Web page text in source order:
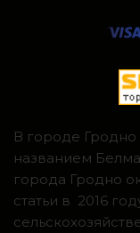
В городе Гродно
названием
города Гродно
статьи в 2016